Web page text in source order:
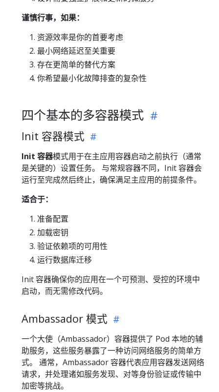
谨慎行事，如果：
资源效率是你的首要考虑
最小网络延迟至关重要
存在更简单的替代方案
你希望最小化故障排查的复杂性
四个基本的多容器模式
Init 容器模式
Init 容器模式用于在主应用容器启动之前执行（通常
是关键的）设置任务。 与常规容器不同，Init 容器会
运行至完成然后终止，确保满足主应用的前提条件。
适合于：
准备配置
加载密钥
验证依赖项的可用性
运行数据库迁移
Init 容器确保你的应用在一个可预测、受控的环境中
启动，而无需修改代码。
Ambassador 模式
一个大使（Ambassador）容器提供了 Pod 本地的辅
助服务，这些服务暴露了一种访问网络服务的简单方
式。 通常，Ambassador 容器代表应用容器发送网络
请求，并处理诸如服务发现、对等身份验证或传输中
加密等挑战。